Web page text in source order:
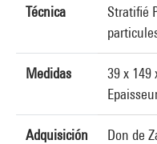
Técnica
Stratifié
Medidas
39 x 149
Adquisición Don de